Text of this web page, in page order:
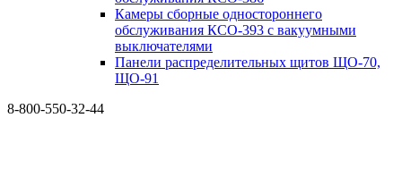
Камеры сборные одностороннего
обслуживания КСО-393 с вакуумными
выключателями
Панели распределительных щитов ЩО-70,
ЩО-91
8-800-550-32-44